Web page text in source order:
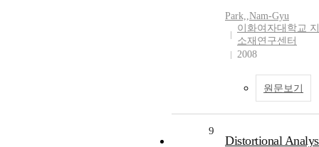
Park,,Nam-Gyu
이화여자대학교
소재연구센터
2008
원문보기
9
Distortional